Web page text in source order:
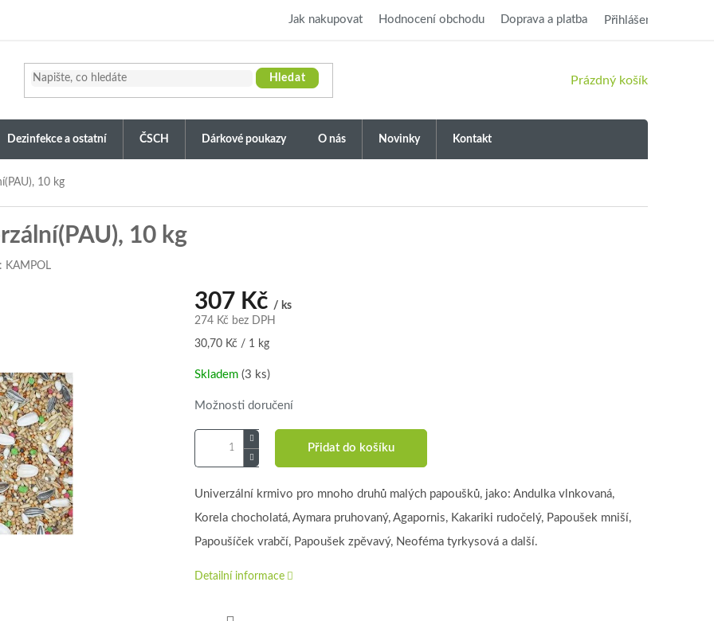
Jak nakupovat Hodnocení obchodu Doprava a platba Přihlášení
Hledat
NÁKUPNÍ
Prázdný košík
Dezinfekce a ostatní ČSCH Dárkové poukazy O nás Novinky Kontakt
10 kg
10 kg
KAMPOL
307 Kč / ks
274 Kč bez DPH
Měrná
30,70 Kč / 1 kg
Skladem (3 ks)
Možnosti doručení
Přidat do košíku
Univerzální krmivo pro mnoho druhů malých papoušků, jako: Andulka vlnkovaná,
Korela chocholatá, Aymara pruhovaný, Agapornis, Kakariki rudočelý, Papoušek mniší,
Papoušíček vrabčí, Papoušek zpěvavý, Neoféma tyrkysová a další.
Detailní informace